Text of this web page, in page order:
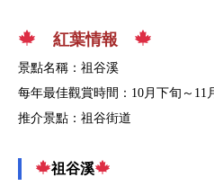
紅葉情報
景點名稱：祖谷溪
每年最佳觀賞時間：10月下旬～11
推介景點：祖谷街道
祖谷溪